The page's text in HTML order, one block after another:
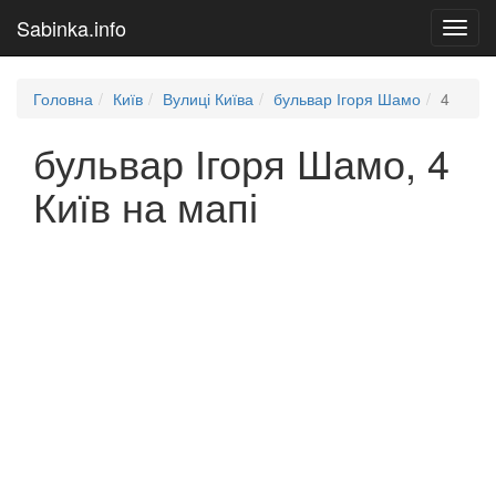
Sabinka.info
Головна Київ Вулиці Київа бульвар Ігоря Шамо 4
бульвар Ігоря Шамо, 4
Київ на мапі